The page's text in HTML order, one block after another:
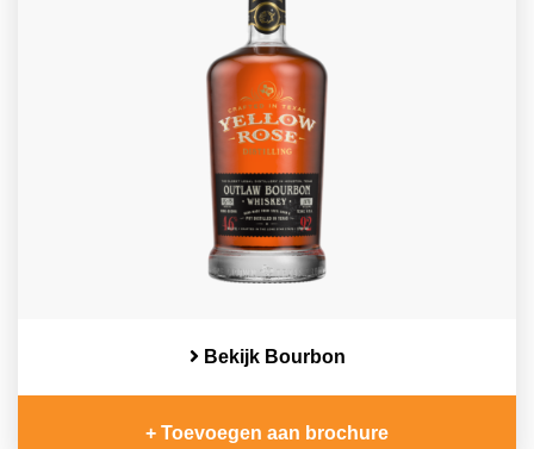
Bekijk Bourbon
+ Toevoegen aan brochure